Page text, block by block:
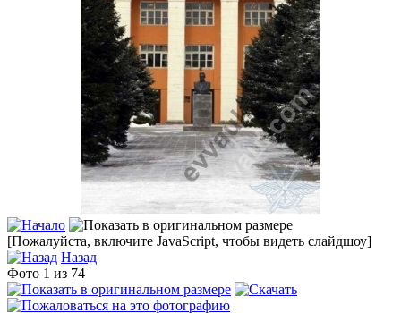
[Пожалуйста, включите JavaScript, чтобы видеть слайдшоу]
Назад
Фото 1 из 74